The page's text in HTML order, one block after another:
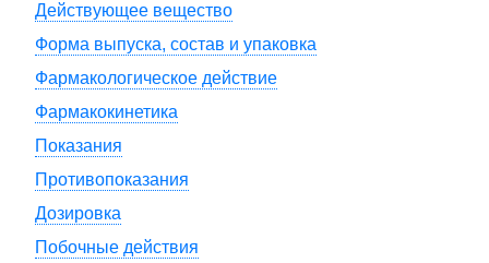
Действующее вещество
Форма выпуска, состав и упаковка
Фармакологическое действие
Фармакокинетика
Показания
Противопоказания
Дозировка
Побочные действия